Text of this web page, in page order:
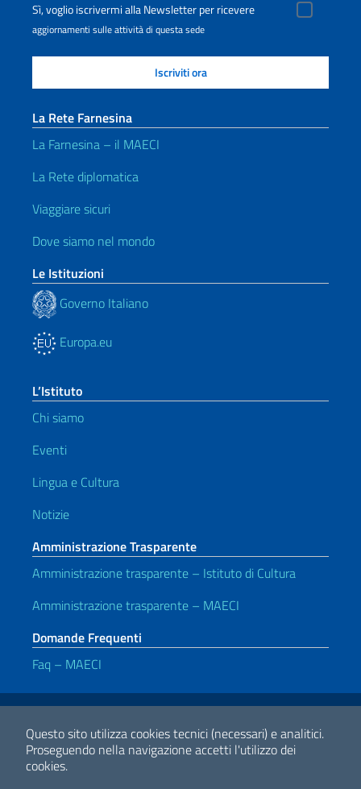
Questo sito utilizza cookies tecnici (necessari) e analitici.
Proseguendo nella navigazione accetti l'utilizzo dei
cookies.
Sì, voglio iscrivermi alla Newsletter per ricevere
aggiornamenti sulle attività di questa sede
La Rete Farnesina
La Farnesina – il MAECI
La Rete diplomatica
Viaggiare sicuri
Dove siamo nel mondo
Le Istituzioni
Governo Italiano
Europa.eu
L’Istituto
Chi siamo
Eventi
Lingua e Cultura
Notizie
Amministrazione Trasparente
Amministrazione trasparente – Istituto di Cultura
Amministrazione trasparente – MAECI
Domande Frequenti
Faq – MAECI
Link Utili